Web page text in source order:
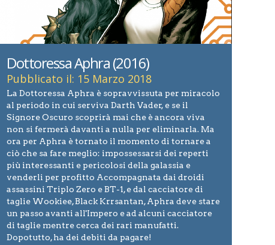
Dottoressa Aphra (2016)
Pubblicato il: 15 Marzo 2018
La Dottoressa Aphra è sopravvissuta per miracolo
al periodo in cui serviva Darth Vader, e se il
Signore Oscuro scoprirà mai che è ancora viva
non si fermerà davanti a nulla per eliminarla. Ma
ora per Aphra è tornato il momento di tornare a
ciò che sa fare meglio: impossessarsi dei reperti
più interessanti e pericolosi della galassia e
venderli per profitto Accompagnata dai droidi
assassini Triplo Zero e BT-1, e dal cacciatore di
taglie Wookiee, Black Krrsantan, Aphra deve stare
un passo avanti all'Impero e ad alcuni cacciatore
di taglie mentre cerca dei rari manufatti.
Dopotutto, ha dei debiti da pagare!